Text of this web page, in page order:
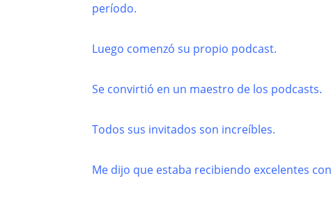
período.
Luego comenzó su propio podcast.
Se convirtió en un maestro de los podcasts.
Todos sus invitados son increíbles.
Me dijo que estaba recibiendo excelentes